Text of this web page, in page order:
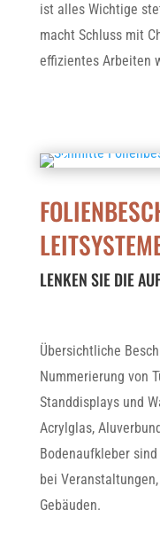
ist alles Wichtige
macht Schluss mit
effizientes Arbeiten
LENKEN SIE DIE
Übersichtliche
Nummerierung von
Standdisplays und
Acrylglas,
Bodenaufkleber
bei
Gebäuden.